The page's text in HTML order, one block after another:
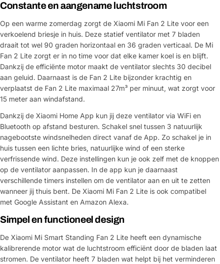
Constante en aangename luchtstroom
Op een warme zomerdag zorgt de Xiaomi Mi Fan 2 Lite voor een
verkoelend briesje in huis. Deze statief ventilator met 7 bladen
draait tot wel 90 graden horizontaal en 36 graden verticaal. De Mi
Fan 2 Lite zorgt er in no time voor dat elke kamer koel is en blijft.
Dankzij de efficiënte motor maakt de ventilator slechts 30 decibel
aan geluid. Daarnaast is de Fan 2 Lite bijzonder krachtig en
verplaatst de Fan 2 Lite maximaal 27m³ per minuut, wat zorgt voor
15 meter aan windafstand.
Dankzij de Xiaomi Home App kun jij deze ventilator via WiFi en
Bluetooth op afstand besturen. Schakel snel tussen 3 natuurlijk
nagebootste windsnelheden direct vanaf de App. Zo schakel je in
huis tussen een lichte bries, natuurlijke wind of een sterke
verfrissende wind. Deze instellingen kun je ook zelf met de knoppen
op de ventilator aanpassen. In de app kun je daarnaast
verschillende timers instellen om de ventilator aan en uit te zetten
wanneer jij thuis bent. De Xiaomi Mi Fan 2 Lite is ook compatibel
met Google Assistant en Amazon Alexa.
Simpel en functioneel design
De Xiaomi Mi Smart Standing Fan 2 Lite heeft een dynamische
kalibrerende motor wat de luchtstroom efficiënt door de bladen laat
stromen. De ventilator heeft 7 bladen wat helpt bij het verminderen